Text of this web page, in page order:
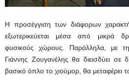
Η προσέγγιση των διάφορων
εξωτερικεύεται μέσα από μικρά
φυσικούς χώρους. Παράλληλα, με
Γιάννης Ζουγανέλης θα διεισδύει
βασικό όπλο το χιούμορ, θα μεταφέρει